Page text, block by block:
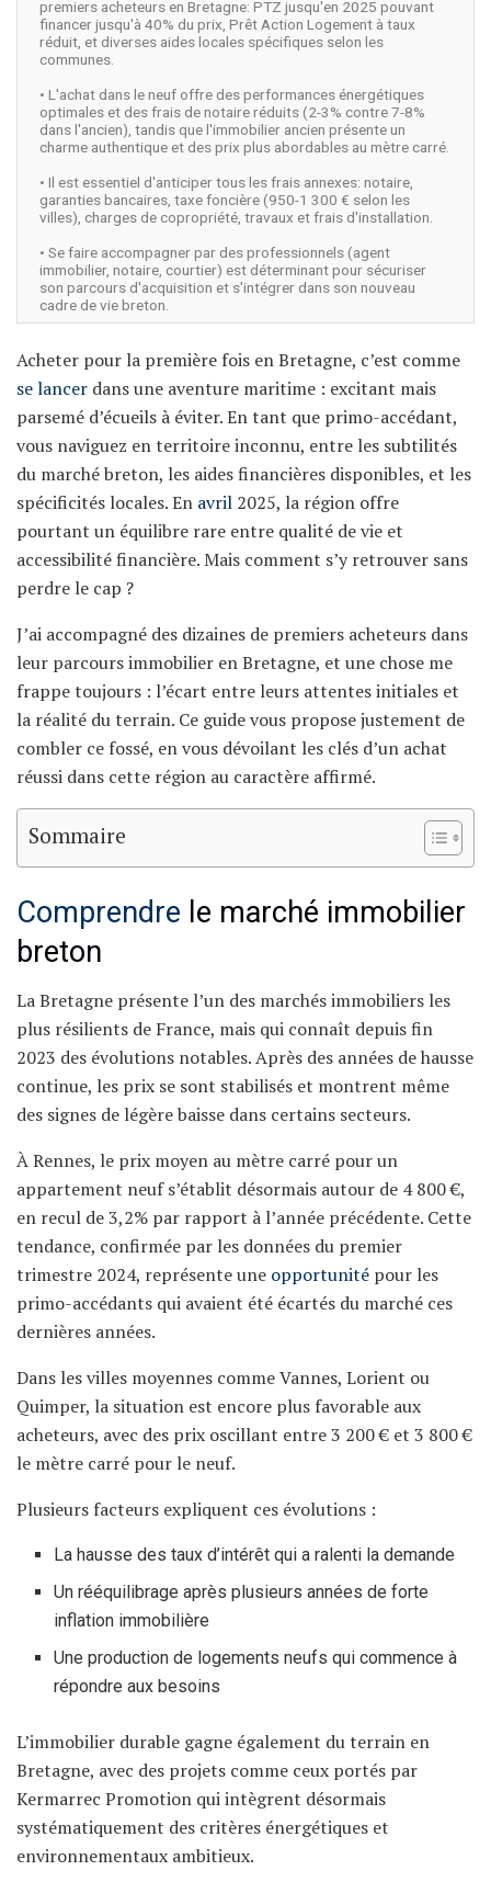
premiers acheteurs en Bretagne: PTZ jusqu'en 2025 pouvant
financer jusqu'à 40% du prix, Prêt Action Logement à taux
réduit, et diverses aides locales spécifiques selon les
communes.
• L'achat dans le neuf offre des performances énergétiques
optimales et des frais de notaire réduits (2-3% contre 7-8%
dans l'ancien), tandis que l'immobilier ancien présente un
charme authentique et des prix plus abordables au mètre carré.
• Il est essentiel d'anticiper tous les frais annexes: notaire,
garanties bancaires, taxe foncière (950-1 300 € selon les
villes), charges de copropriété, travaux et frais d'installation.
• Se faire accompagner par des professionnels (agent
immobilier, notaire, courtier) est déterminant pour sécuriser
son parcours d'acquisition et s'intégrer dans son nouveau
cadre de vie breton.
Acheter pour la première fois en Bretagne, c’est comme
se lancer dans une aventure maritime : excitant mais
parsemé d’écueils à éviter. En tant que primo-accédant,
vous naviguez en territoire inconnu, entre les subtilités
du marché breton, les aides financières disponibles, et les
spécificités locales. En avril 2025, la région offre
pourtant un équilibre rare entre qualité de vie et
accessibilité financière. Mais comment s’y retrouver sans
perdre le cap ?
J’ai accompagné des dizaines de premiers acheteurs dans
leur parcours immobilier en Bretagne, et une chose me
frappe toujours : l’écart entre leurs attentes initiales et
la réalité du terrain. Ce guide vous propose justement de
combler ce fossé, en vous dévoilant les clés d’un achat
réussi dans cette région au caractère affirmé.
Sommaire
Comprendre le marché immobilier
breton
La Bretagne présente l’un des marchés immobiliers les
plus résilients de France, mais qui connaît depuis fin
2023 des évolutions notables. Après des années de hausse
continue, les prix se sont stabilisés et montrent même
des signes de légère baisse dans certains secteurs.
À Rennes, le prix moyen au mètre carré pour un
appartement neuf s’établit désormais autour de 4 800 €,
en recul de 3,2% par rapport à l’année précédente. Cette
tendance, confirmée par les données du premier
trimestre 2024, représente une opportunité pour les
primo-accédants qui avaient été écartés du marché ces
dernières années.
Dans les villes moyennes comme Vannes, Lorient ou
Quimper, la situation est encore plus favorable aux
acheteurs, avec des prix oscillant entre 3 200 € et 3 800 €
le mètre carré pour le neuf.
Plusieurs facteurs expliquent ces évolutions :
La hausse des taux d’intérêt qui a ralenti la demande
Un rééquilibrage après plusieurs années de forte
inflation immobilière
Une production de logements neufs qui commence à
répondre aux besoins
L’immobilier durable gagne également du terrain en
Bretagne, avec des projets comme ceux portés par
Kermarrec Promotion qui intègrent désormais
systématiquement des critères énergétiques et
environnementaux ambitieux.